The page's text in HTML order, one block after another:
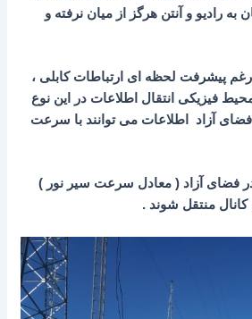
به رادیو و آنتن هرگز از میان نرفته و
پیشرفت لحظه ای ارتباطات کابلی ،
فیزیکی انتقال اطلاعات در این نوع
فضای آزاد اطلاعات می توانند با سرعت
در فضای آزاد ( معادل سرعت سیر نور )
کانال منتقل شوند .